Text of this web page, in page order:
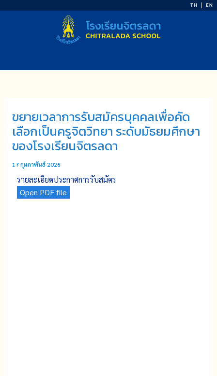
TH EN
ขยายเวลาการรับสมัครบุคคลเพื่อคัด
เลือกเป็นครูจิตวิทยา ระดับมัธยมศึกษา
ของโรงเรียนจิตรลดา
17 กุมภาพันธ์ 2026
รายละเอียดประกาศการรับสมัคร
Open PDF file